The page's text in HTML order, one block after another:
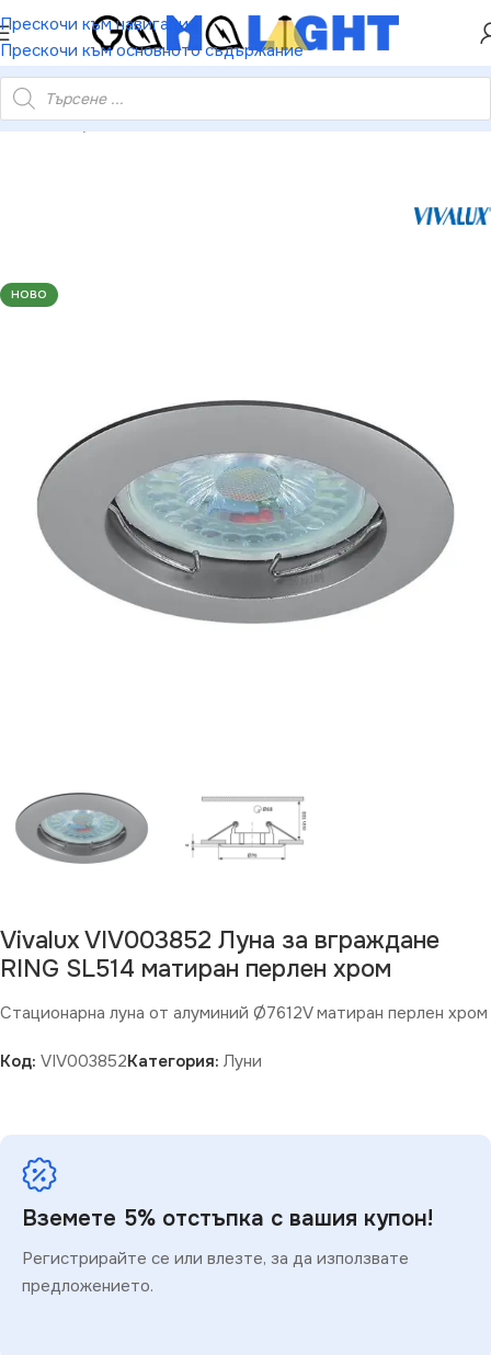
Прескочи към навигация
Прескочи към основното съдържание
НАМАЛЕНИЕ ОТ 5%
Луна за вграждане RING SL514 матиран перлен хром
НОВО
Vivalux VIV003852 Луна за вграждане
RING SL514 матиран перлен хром
Стационарна луна от алуминий Ø7612V матиран перлен хром
Код: VIV003852Категория: Луни
Вземете 5% отстъпка с вашия купон!
Регистрирайте се или влезте, за да използвате
предложението.